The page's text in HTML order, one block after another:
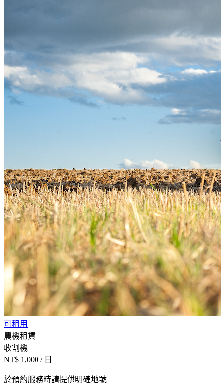
可租用
農機租賃
收割機
NT$ 1,000 / 日
於預約服務時請提供明確地號